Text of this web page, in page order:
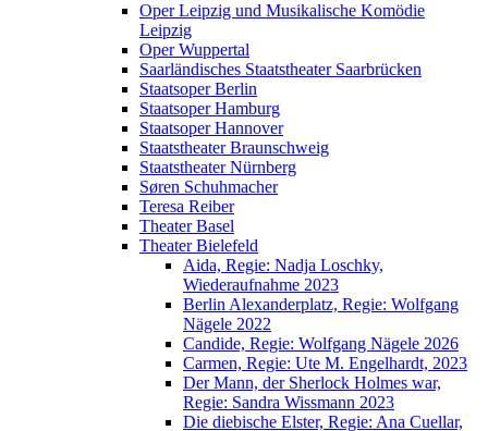
Oper Leipzig und Musikalische Komödie
Leipzig
Oper Wuppertal
Saarländisches Staatstheater Saarbrücken
Staatsoper Berlin
Staatsoper Hamburg
Staatsoper Hannover
Staatstheater Braunschweig
Staatstheater Nürnberg
Søren Schuhmacher
Teresa Reiber
Theater Basel
Theater Bielefeld
Aida, Regie: Nadja Loschky,
Wiederaufnahme 2023
Berlin Alexanderplatz, Regie: Wolfgang
Nägele 2022
Candide, Regie: Wolfgang Nägele 2026
Carmen, Regie: Ute M. Engelhardt, 2023
Der Mann, der Sherlock Holmes war,
Regie: Sandra Wissmann 2023
Die diebische Elster, Regie: Ana Cuellar,